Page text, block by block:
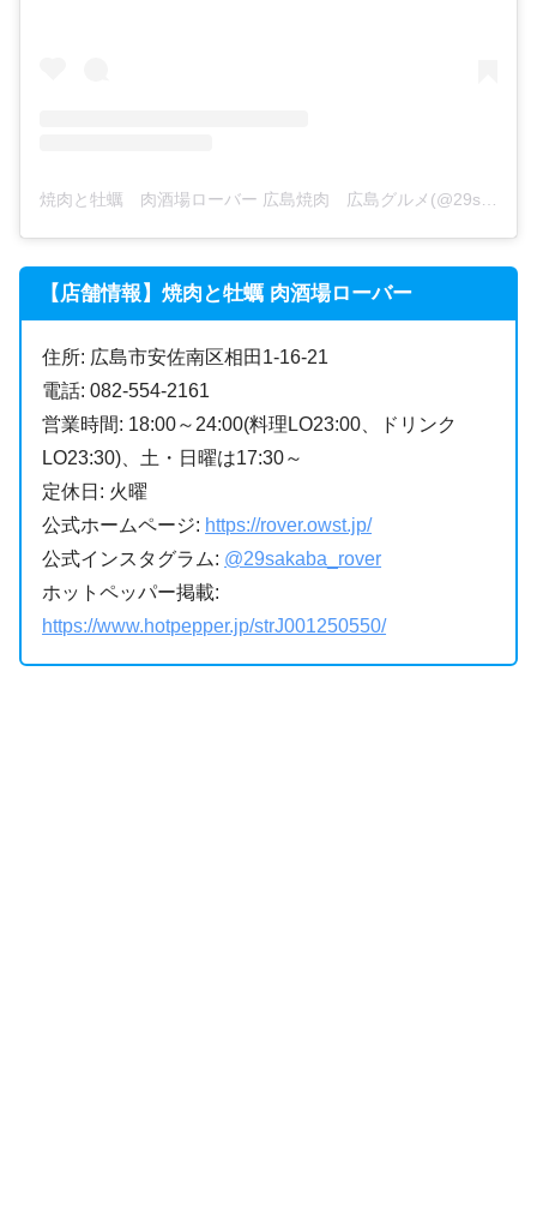
焼肉と牡蠣 肉酒場ローバー 広島焼肉 広島グルメ(@29sakaba_rover)がシェアした投稿
【店舗情報】焼肉と牡蠣 肉酒場ローバー
住所: 広島市安佐南区相田1-16-21
電話: 082-554-2161
営業時間: 18:00～24:00(料理LO23:00、ドリンク
LO23:30)、土・日曜は17:30～
定休日: 火曜
公式ホームページ: https://rover.owst.jp/
公式インスタグラム: @29sakaba_rover
ホットペッパー掲載:
https://www.hotpepper.jp/strJ001250550/